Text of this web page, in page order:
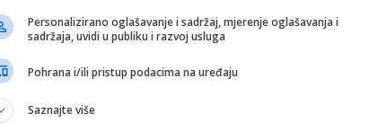
Personalizirano oglašavanje i sadržaj, mjerenje oglašavanja i
sadržaja, uvidi u publiku i razvoj usluga
Pohrana i/ili pristup podacima na uređaju
Saznajte više